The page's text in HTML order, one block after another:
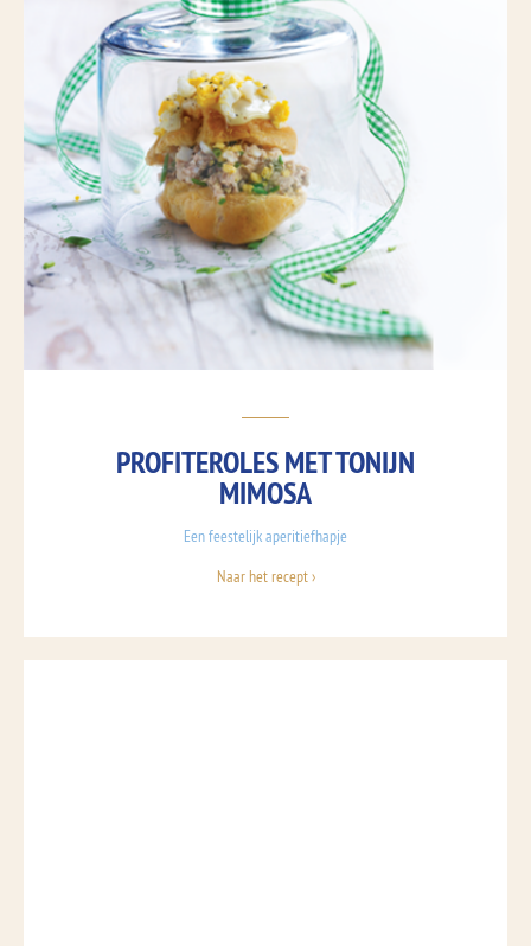
PROFITEROLES MET TONIJN
MIMOSA
Een feestelijk aperitiefhapje
Naar het recept ›